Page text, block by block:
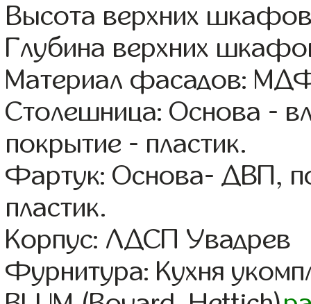
Высота верхних
Глубина верхних
Материал фасадов:
Столешница: Основа -
покрытие - пластик.
Фартук: Основа- ДВП,
пластик.
Корпус: ЛДСП Увадрев
Фурнитура: Кухня